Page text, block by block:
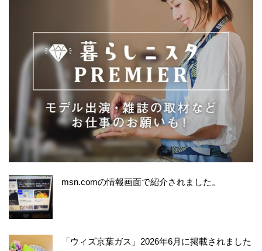
msn.comの情報画面で紹介されました。
「ウィズ京葉ガス」2026年6月に掲載されました